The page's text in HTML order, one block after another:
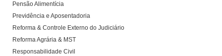
Pensão Alimentícia
Previdência e Aposentadoria
Reforma & Controle Externo do Judiciário
Reforma Agrária & MST
Responsabilidade Civil